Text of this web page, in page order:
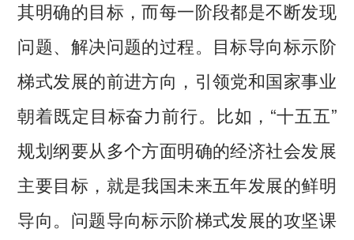
其明确的目标，而每一阶段都是不断发现
问题、解决问题的过程。目标导向标示阶
梯式发展的前进方向，引领党和国家事业
朝着既定目标奋力前行。比如，“十五五”
规划纲要从多个方面明确的经济社会发展
主要目标，就是我国未来五年发展的鲜明
导向。问题导向标示阶梯式发展的攻坚课